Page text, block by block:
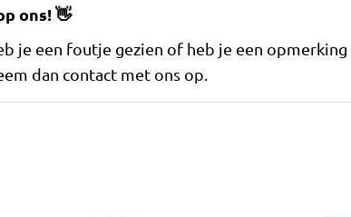
ons!👋
je een foutje gezien of heb je een
dan contact met ons op.